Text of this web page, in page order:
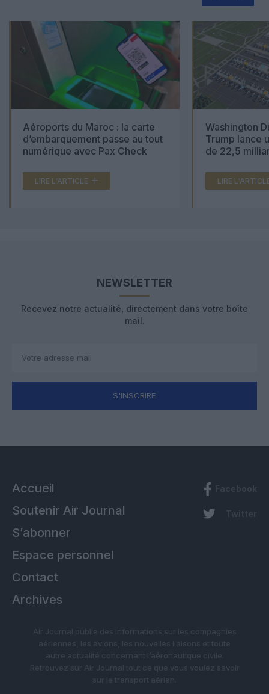
Aéroports du Maroc : la carte
d’embarquement passe au tout
numérique avec Pax Check
LIRE L'ARTICLE
Washington
Trump lance
de 22,5
LIRE
NEWSLETTER
Recevez notre actualité, directement dans votre boîte
mail.
S'INSCRIRE
Accueil
Soutenir Air Journal
S’abonner
Espace personnel
Contact
Archives